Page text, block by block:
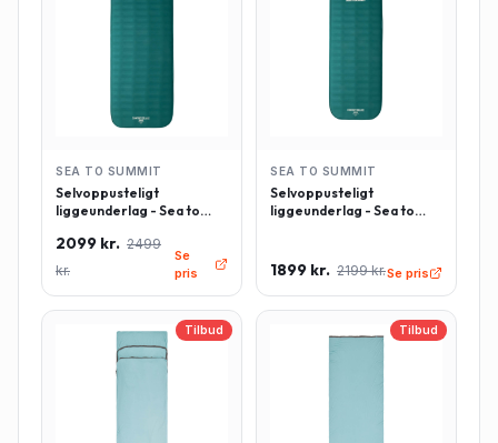
SEA TO SUMMIT
Selvoppusteligt
liggeunderlag - Sea to
Rektangulær - Large -
Grøn
2099 kr. 2499
kr.
Se
pris
SEA TO SUMMIT
Selvoppusteligt
liggeunderlag - Sea to
Grøn
1899 kr. 2199 kr.Se pris
Tilbud Tilbud